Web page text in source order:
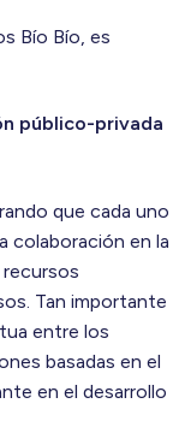
Bío Bío, es
público-privada
que cada uno
colaboración en la
Tan importante
entre los
basadas en el
en el desarrollo